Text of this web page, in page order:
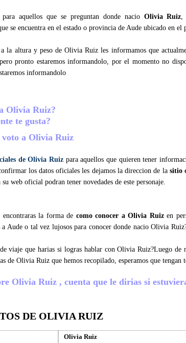
para aquellos que se preguntan donde nacio Olivia Ruiz,
se encuentra en el estado o provincia de Aude ubicado en el
a la altura y peso de Olivia Ruiz les informamos que
pronto estaremos informandolo, por el momento no
informandolo
Olivia Ruiz?
te gusta?
voto a Olivia Ruiz
de Olivia Ruiz para aquellos que quieren tener
los datos oficiales les dejamos la direccion de la sitio
su web oficial podran tener novedades de este personaje.
encontraras la forma de como conocer a Olivia Ruizen
a Aude o tal vez lujosos para conocer donde nacio Olivia
viaje que harias si logras hablar con Olivia Ruiz?Luego de
de Olivia Ruiz que hemos recopilado, esperamos que tengan
Olivia Ruiz , cuenta que le dirias si
DE OLIVIA RUIZ
Olivia Ruiz